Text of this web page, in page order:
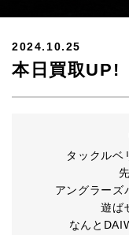
2024.10.25
本日買取UP!
タックルベ
アングラーズ
遊ば
なんと